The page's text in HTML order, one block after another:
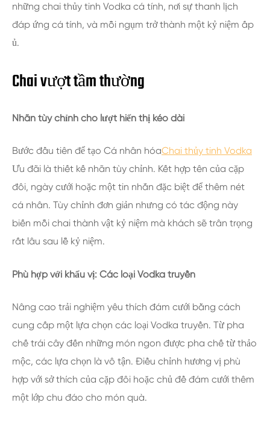
những chai thủy tinh Vodka cá tính, nơi sự thanh lịch
đáp ứng cá tính, và mỗi ngụm trở thành một kỷ niệm ấp
ủ.
Chai vượt tầm thường
Nhãn tùy chỉnh cho lượt hiển thị kéo dài
Bước đầu tiên để tạo Cá nhân hóaChai thủy tinh Vodka
Ưu đãi là thiết kế nhãn tùy chỉnh. Kết hợp tên của cặp
đôi, ngày cưới hoặc một tin nhắn đặc biệt để thêm nét
cá nhân. Tùy chỉnh đơn giản nhưng có tác động này
biến mỗi chai thành vật kỷ niệm mà khách sẽ trân trọng
rất lâu sau lễ kỷ niệm.
Phù hợp với khẩu vị: Các loại Vodka truyền
Nâng cao trải nghiệm yêu thích đám cưới bằng cách
cung cấp một lựa chọn các loại Vodka truyền. Từ pha
chế trái cây đến những món ngon được pha chế từ thảo
mộc, các lựa chọn là vô tận. Điều chỉnh hương vị phù
hợp với sở thích của cặp đôi hoặc chủ đề đám cưới thêm
một lớp chu đáo cho món quà.